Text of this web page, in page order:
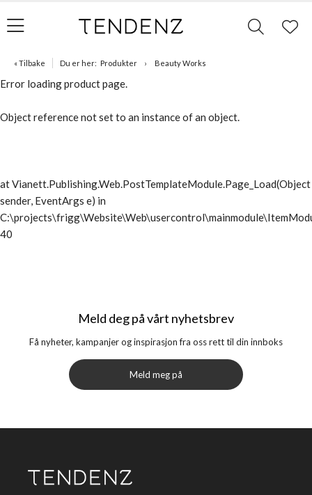
« Tilbake Du er her: Produkter Beauty Works
Error loading product page.
Object reference not set to an instance of an object.
at Vianett.Publishing.Web.PostTemplateModule.Page_Load(Object
sender, EventArgs e) in
40
Meld deg på vårt nyhetsbrev
Få nyheter, kampanjer og inspirasjon fra oss rett til din innboks
Meld meg på